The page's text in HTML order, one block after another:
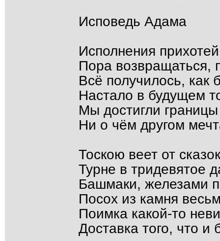
Исповедь Адама
Исполнения
Пора возвращаться,
Всё получилось,
Настало в будущем
Мы достигли
Ни о чём другом
Тоскою веет от
Турне в тридевятое
Башмаки, железами
Посох из камня
Поимка какой-то
Доставка того, что и